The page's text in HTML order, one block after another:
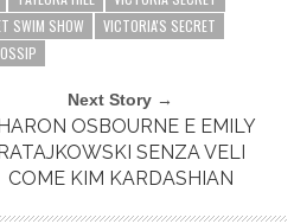
SWIM SHOW
VICTORIA'S SECRET
Next Story →
OSBOURNE E EMILY
RATAJKOWSKI SENZA VELI
COME KIM KARDASHIAN